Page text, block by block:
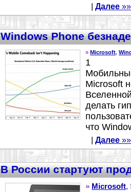
Далее
Windows Phone
» Microsoft,
1
Microsoft
делать
что
Далее
В России стартуют
» Microsoft,